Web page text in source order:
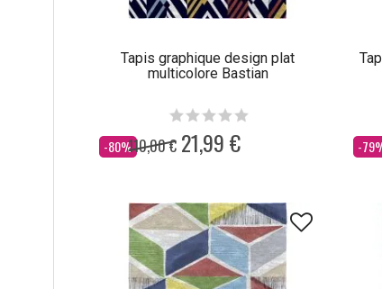
Tapis graphique design plat
multicolore Bastian
-80%
Dès 110,00 € 21,99 € -
Dès